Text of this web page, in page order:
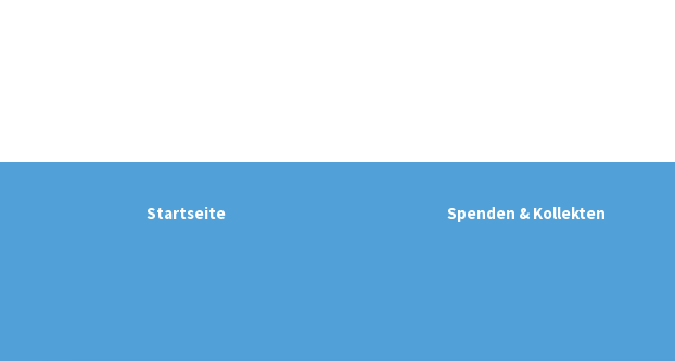
Startseite Spenden & Kollekten